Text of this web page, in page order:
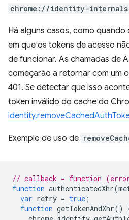
chrome://identity-internals
Há alguns casos, como quando
em que os tokens de acesso
de funcionar. As chamadas de
começarão a retornar com um
401. Se detectar que isso
token inválido do cache do
Exemplo de uso de
// callback = function
function authenticatedXhr(
var retry = true ;
function getTokenAndXhr()